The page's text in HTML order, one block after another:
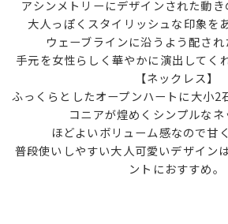
アシンメトリーにデザインされた動き
大人っぽくスタイリッシュな印象を
ウェーブラインに沿うよう配され
手元を女性らしく華やかに演出してく
【ネックレス】
ふっくらとしたオープンハートに大小2
コニアが煌めくシンプルなネ
ほどよいボリューム感なので甘
普段使いしやすい大人可愛いデザイン
ントにおすすめ。